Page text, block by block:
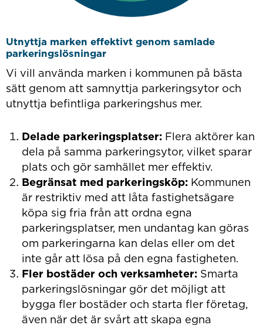
Utnyttja marken effektivt genom samlade
parkeringslösningar
Vi vill använda marken i kommunen på bästa
sätt genom att samnyttja parkeringsytor och
utnyttja befintliga parkeringshus mer.
Delade parkeringsplatser:Flera aktörer kan
dela på samma parkeringsytor, vilket sparar
plats och gör samhället mer effektiv.
Begränsat med parkeringsköp:Kommunen
är restriktiv med att låta fastighetsägare
köpa sig fria från att ordna egna
parkeringsplatser, men undantag kan göras
om parkeringarna kan delas eller om det
inte går att lösa på den egna fastigheten.
Fler bostäder och verksamheter:Smarta
parkeringslösningar gör det möjligt att
bygga fler bostäder och starta fler företag,
även när det är svårt att skapa egna